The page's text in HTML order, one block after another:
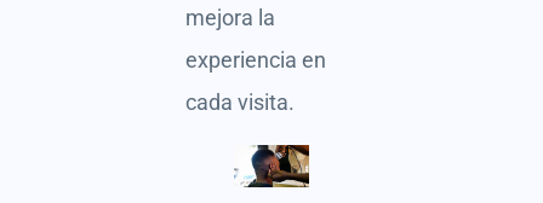
mejora la
experiencia en
cada visita.